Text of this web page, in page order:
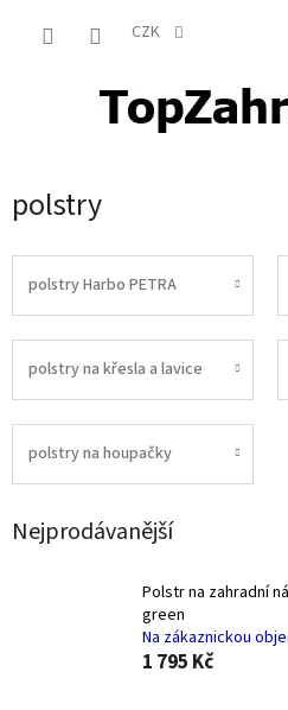
CZK
polstry
polstry Harbo PETRA
polstry na křesla a lavice
polstry na houpačky
Nejprodávanější
Polstr na zahradní
green
Na zákaznickou
1 795 Kč